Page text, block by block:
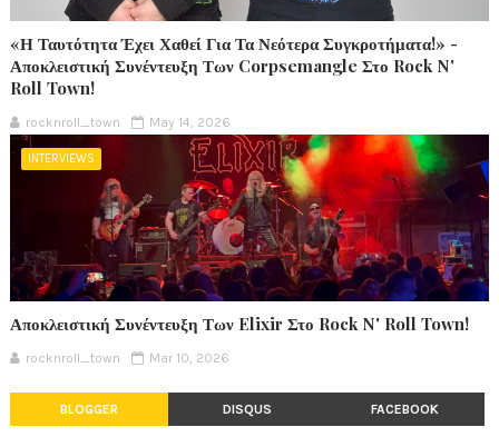
«Η Ταυτότητα Έχει Χαθεί Για Τα Νεότερα Συγκροτήματα!» -
Αποκλειστική Συνέντευξη Των Corpsemangle Στο Rock N'
Roll Town!
rocknroll_town May 14, 2026
INTERVIEWS
Αποκλειστική Συνέντευξη Των Elixir Στο Rock N' Roll Town!
rocknroll_town Mar 10, 2026
BLOGGER DISQUS FACEBOOK